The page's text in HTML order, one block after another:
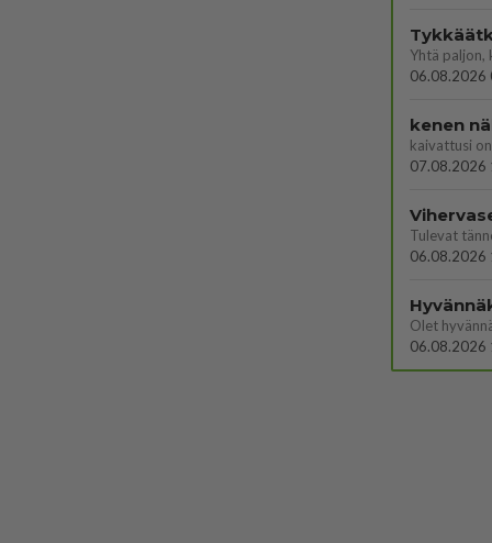
06.08.2026
kenen
kaivattusi on
07.08.2026
06.08.2026
Olet
06.08.2026